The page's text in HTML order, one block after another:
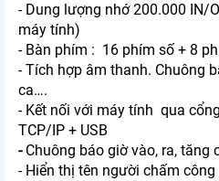
- Dung lượng nhớ 200.000 IN/
máy tính)
- Bàn phím : 16 phím số + 8
- Tích hợp âm thanh. Chuông
ca….
- Kết nối với máy tính qua
TCP/IP + USB
- Chuông báo giờ vào, ra, tăng
- Hiển thị tên người chấm công